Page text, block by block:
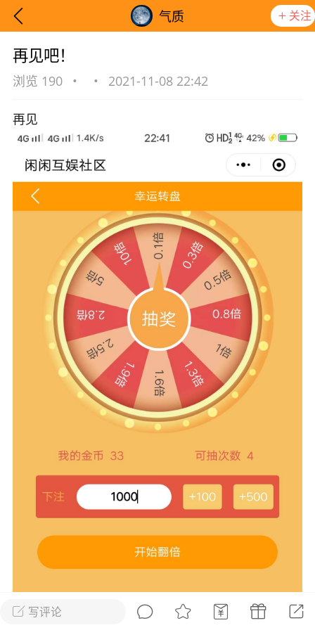
气质 关注
想要更快入门社区，请阅读【新手宝典】
花农场 藏宝阁 夺宝岛 金券所 刮部落
新手宝典
社区入门必看指南
0.1折手游
多款游戏任君畅玩
游戏推荐
近期热点
，今日新注册0，孵蛋1，总用户数1947597
03-06 11:18 广东·深圳 官方社区活动
【周末了，还不来新服冲榜吗？】送现
金大奖、实物奖励，各种福利拿到手软！
写评论
再见吧！
浏览 190 • • 2021-11-08 22:42
再见